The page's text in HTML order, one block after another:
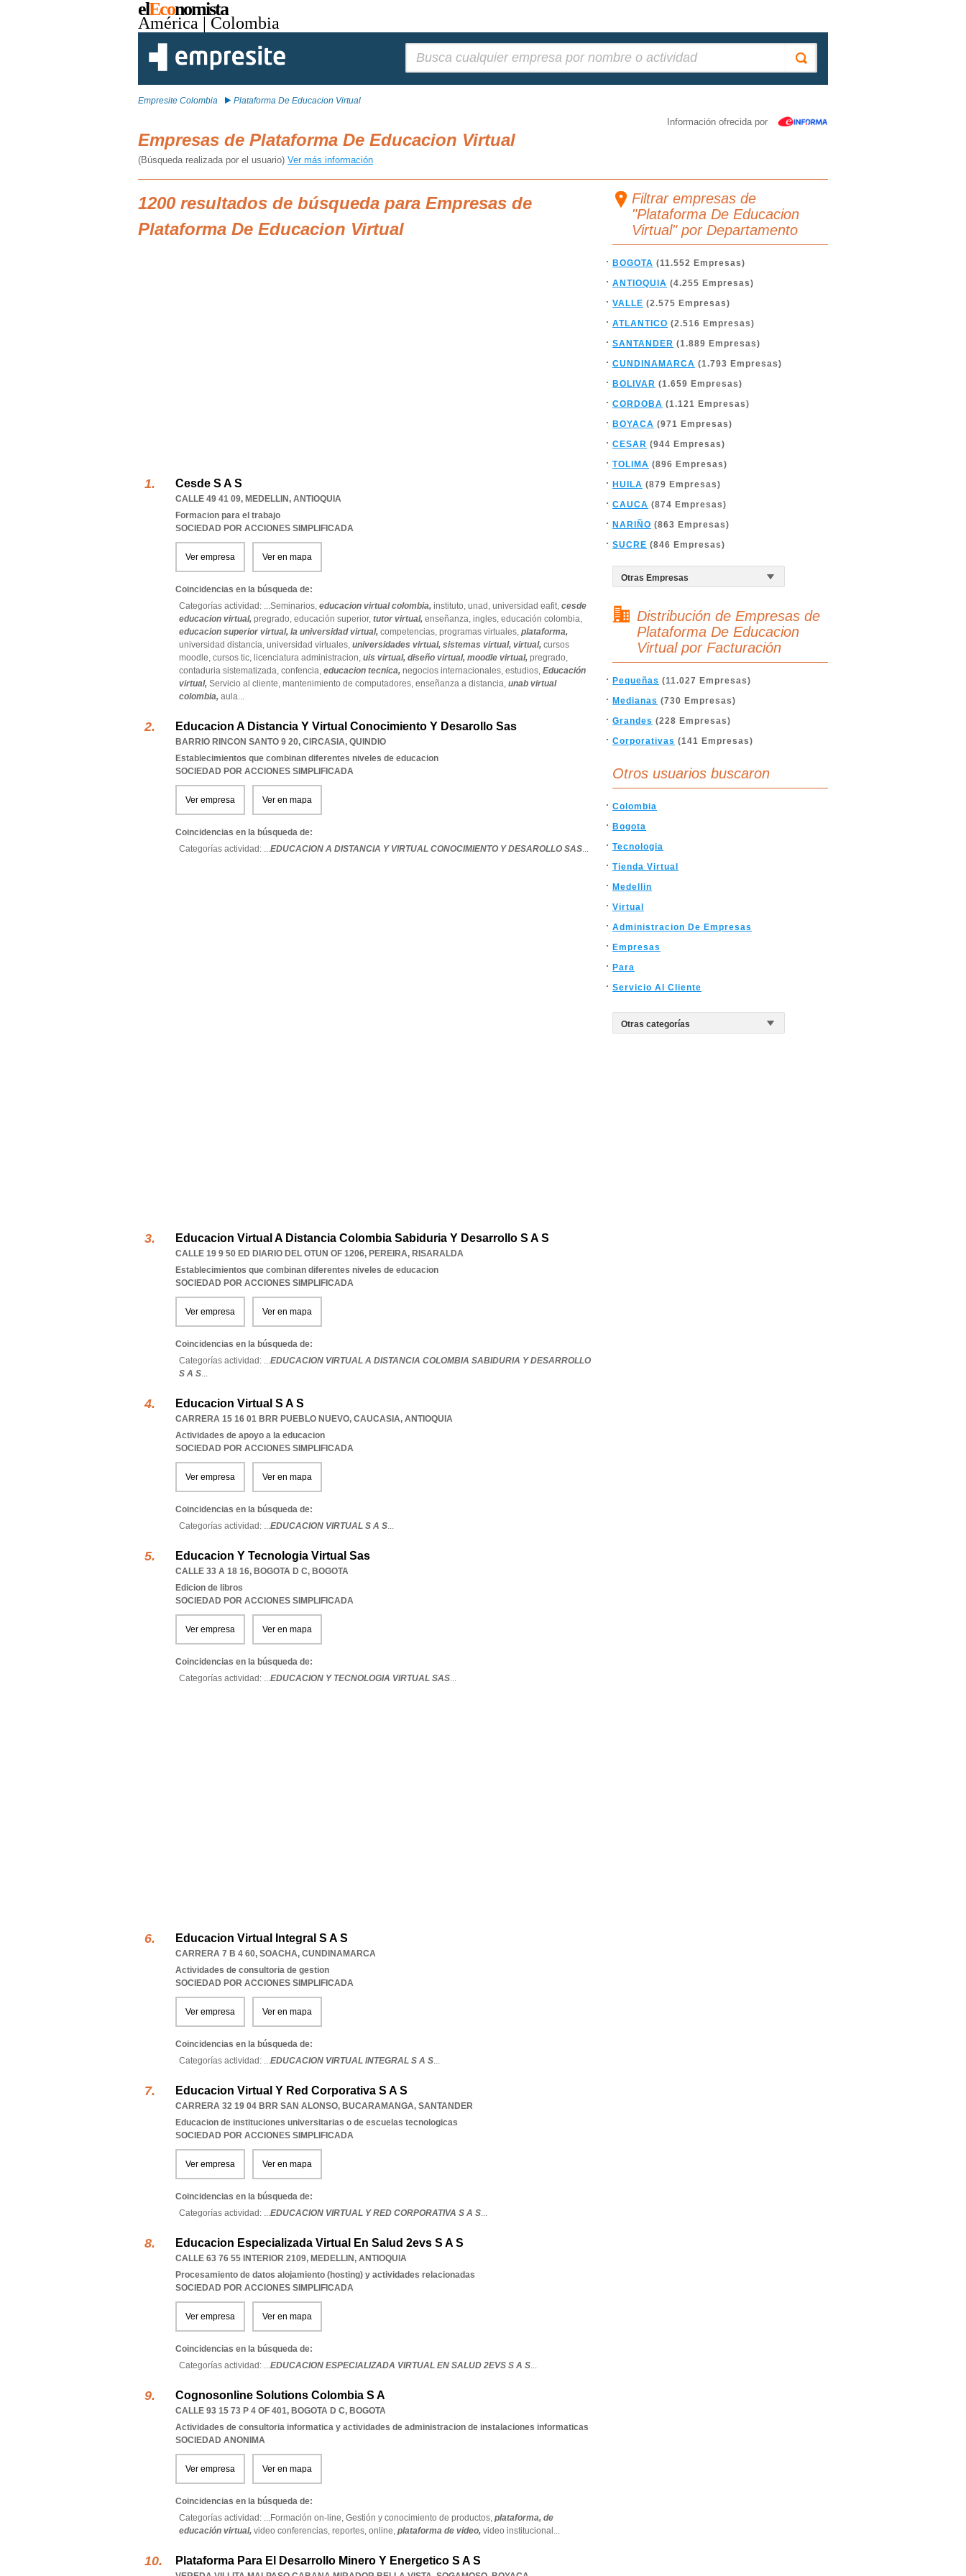
elEconomista
América | Colombia
Empresite Colombia Plataforma De Educacion Virtual
Información ofrecida por
Empresas de Plataforma De Educacion Virtual
(Búsqueda realizada por el usuario) Ver más información
1200 resultados de búsqueda para Empresas de
Plataforma De Educacion Virtual
Cesde S A S
CALLE 49 41 09, MEDELLIN, ANTIOQUIA
Formacion para el trabajo
SOCIEDAD POR ACCIONES SIMPLIFICADA
Ver empresa Ver en mapa
Coincidencias en la búsqueda de:
Categorías actividad: ...Seminarios, educacion virtual colombia, instituto, unad, universidad eafit, cesde
educacion virtual, pregrado, educación superior, tutor virtual, enseñanza, ingles, educación colombia,
educacion superior virtual, la universidad virtual, competencias, programas virtuales, plataforma,
universidad distancia, universidad virtuales, universidades virtual, sistemas virtual, virtual, cursos
moodle, cursos tic, licenciatura administracion, uis virtual, diseño virtual, moodle virtual, pregrado,
contaduria sistematizada, confencia, educacion tecnica, negocios internacionales, estudios, Educación
virtual, Servicio al cliente, mantenimiento de computadores, enseñanza a distancia, unab virtual
colombia, aula...
Educacion A Distancia Y Virtual Conocimiento Y Desarollo Sas
BARRIO RINCON SANTO 9 20, CIRCASIA, QUINDIO
Establecimientos que combinan diferentes niveles de educacion
SOCIEDAD POR ACCIONES SIMPLIFICADA
Ver empresa Ver en mapa
Coincidencias en la búsqueda de:
Categorías actividad: ...EDUCACION A DISTANCIA Y VIRTUAL CONOCIMIENTO Y DESAROLLO SAS...
Educacion Virtual A Distancia Colombia Sabiduria Y Desarrollo S A S
CALLE 19 9 50 ED DIARIO DEL OTUN OF 1206, PEREIRA, RISARALDA
Establecimientos que combinan diferentes niveles de educacion
SOCIEDAD POR ACCIONES SIMPLIFICADA
Ver empresa Ver en mapa
Coincidencias en la búsqueda de:
Categorías actividad: ...EDUCACION VIRTUAL A DISTANCIA COLOMBIA SABIDURIA Y DESARROLLO
S A S...
Educacion Virtual S A S
CARRERA 15 16 01 BRR PUEBLO NUEVO, CAUCASIA, ANTIOQUIA
Actividades de apoyo a la educacion
SOCIEDAD POR ACCIONES SIMPLIFICADA
Ver empresa Ver en mapa
Coincidencias en la búsqueda de:
Categorías actividad: ...EDUCACION VIRTUAL S A S...
Educacion Y Tecnologia Virtual Sas
CALLE 33 A 18 16, BOGOTA D C, BOGOTA
Edicion de libros
SOCIEDAD POR ACCIONES SIMPLIFICADA
Ver empresa Ver en mapa
Coincidencias en la búsqueda de:
Categorías actividad: ...EDUCACION Y TECNOLOGIA VIRTUAL SAS...
Educacion Virtual Integral S A S
CARRERA 7 B 4 60, SOACHA, CUNDINAMARCA
Actividades de consultoria de gestion
SOCIEDAD POR ACCIONES SIMPLIFICADA
Ver empresa Ver en mapa
Coincidencias en la búsqueda de:
Categorías actividad: ...EDUCACION VIRTUAL INTEGRAL S A S...
Educacion Virtual Y Red Corporativa S A S
CARRERA 32 19 04 BRR SAN ALONSO, BUCARAMANGA, SANTANDER
Educacion de instituciones universitarias o de escuelas tecnologicas
SOCIEDAD POR ACCIONES SIMPLIFICADA
Ver empresa Ver en mapa
Coincidencias en la búsqueda de:
Categorías actividad: ...EDUCACION VIRTUAL Y RED CORPORATIVA S A S...
Educacion Especializada Virtual En Salud 2evs S A S
CALLE 63 76 55 INTERIOR 2109, MEDELLIN, ANTIOQUIA
Procesamiento de datos alojamiento (hosting) y actividades relacionadas
SOCIEDAD POR ACCIONES SIMPLIFICADA
Ver empresa Ver en mapa
Coincidencias en la búsqueda de:
Categorías actividad: ...EDUCACION ESPECIALIZADA VIRTUAL EN SALUD 2EVS S A S...
Cognosonline Solutions Colombia S A
CALLE 93 15 73 P 4 OF 401, BOGOTA D C, BOGOTA
Actividades de consultoria informatica y actividades de administracion de instalaciones informaticas
SOCIEDAD ANONIMA
Ver empresa Ver en mapa
Coincidencias en la búsqueda de:
Categorías actividad: ...Formación on-line, Gestión y conocimiento de productos, plataforma, de
educación virtual, video conferencias, reportes, online, plataforma de video, video institucional ...
Plataforma Para El Desarrollo Minero Y Energetico S A S
Filtrar empresas de
"Plataforma De Educacion
Virtual" por Departamento
BOGOTA (11.552 Empresas)
ANTIOQUIA (4.255 Empresas)
VALLE (2.575 Empresas)
ATLANTICO (2.516 Empresas)
SANTANDER (1.889 Empresas)
CUNDINAMARCA (1.793 Empresas)
BOLIVAR (1.659 Empresas)
CORDOBA (1.121 Empresas)
BOYACA (971 Empresas)
CESAR (944 Empresas)
TOLIMA (896 Empresas)
HUILA (879 Empresas)
CAUCA (874 Empresas)
NARIÑO (863 Empresas)
SUCRE (846 Empresas)
Distribución de Empresas de
Plataforma De Educacion
Virtual por Facturación
Pequeñas (11.027 Empresas)
Medianas (730 Empresas)
Grandes (228 Empresas)
Corporativas (141 Empresas)
Otros usuarios buscaron
Colombia
Bogota
Tecnologia
Tienda Virtual
Medellin
Virtual
Administracion De Empresas
Empresas
Para
Servicio Al Cliente